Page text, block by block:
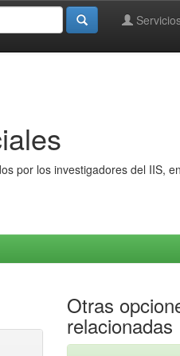
por los investigadores del IIS,
Otras
relacionadas